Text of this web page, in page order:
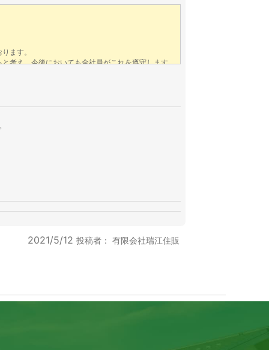
2021/5/12 投稿者： 有限会社瑞江住販